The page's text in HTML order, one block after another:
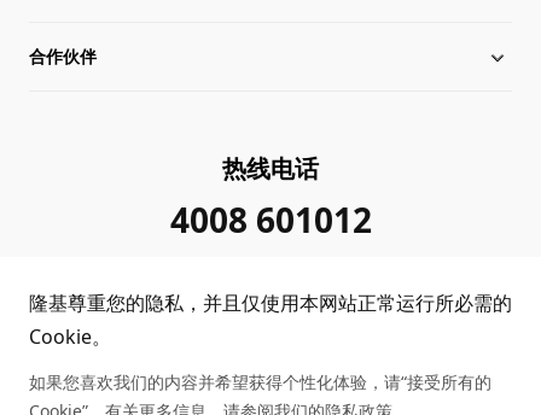
管理层信息
投诉举报
合规政策
行业动态
下载中心
客户问题反馈
收益计算
合作伙伴
协同创新合作
热线电话
4008 601012
隆基尊重您的隐私，并且仅使用本网站正常运行所必需的
Cookie。
如果您喜欢我们的内容并希望获得个性化体验，请“接受所有的